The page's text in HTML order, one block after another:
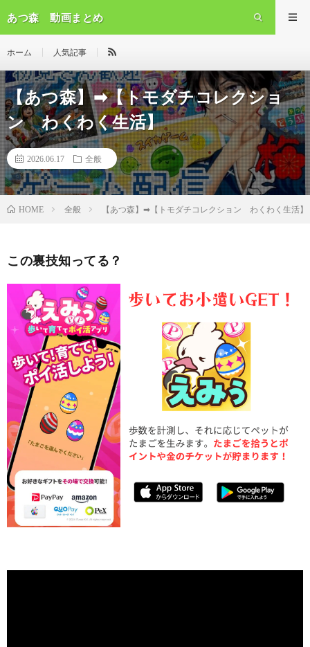
あつ森 動画まとめ
ホーム 人気記事
【あつ森】➡【トモダチコレクショ
ン わくわく生活】
2026.06.17 全般
HOME 全般 【あつ森】➡【トモダチコレクション わくわく生活】
この裏技知ってる？